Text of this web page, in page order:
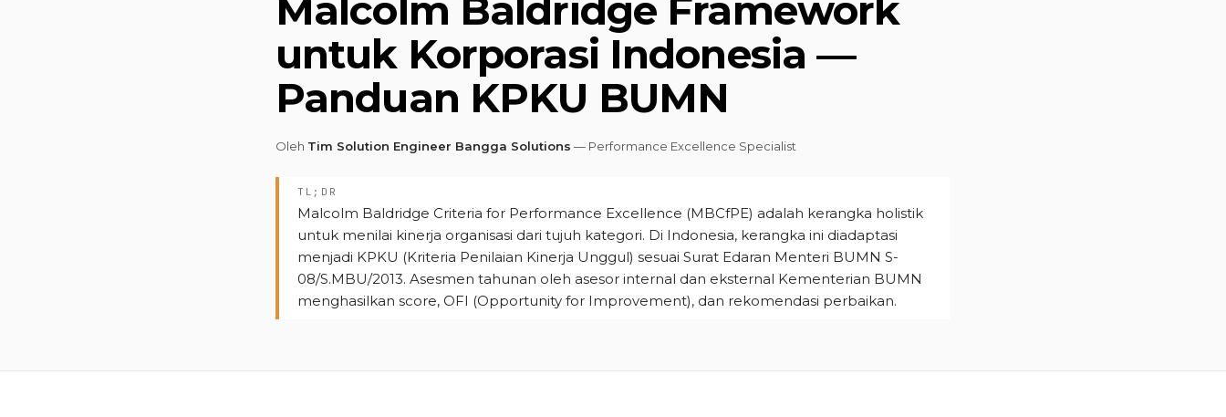
Malcolm Baldridge Framework
untuk Korporasi Indonesia —
Panduan KPKU BUMN
Oleh Tim Solution Engineer Bangga Solutions — Performance Excellence Specialist
TL;DR
Malcolm Baldridge Criteria for Performance Excellence (MBCfPE) adalah kerangka holistik
untuk menilai kinerja organisasi dari tujuh kategori. Di Indonesia, kerangka ini diadaptasi
menjadi KPKU (Kriteria Penilaian Kinerja Unggul) sesuai Surat Edaran Menteri BUMN S-
08/S.MBU/2013. Asesmen tahunan oleh asesor internal dan eksternal Kementerian BUMN
menghasilkan score, OFI (Opportunity for Improvement), dan rekomendasi perbaikan.